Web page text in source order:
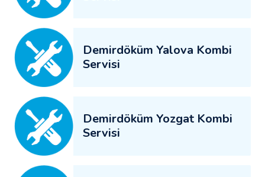
Demirdöküm Yalova Kombi
Servisi
Demirdöküm Yozgat Kombi
Servisi